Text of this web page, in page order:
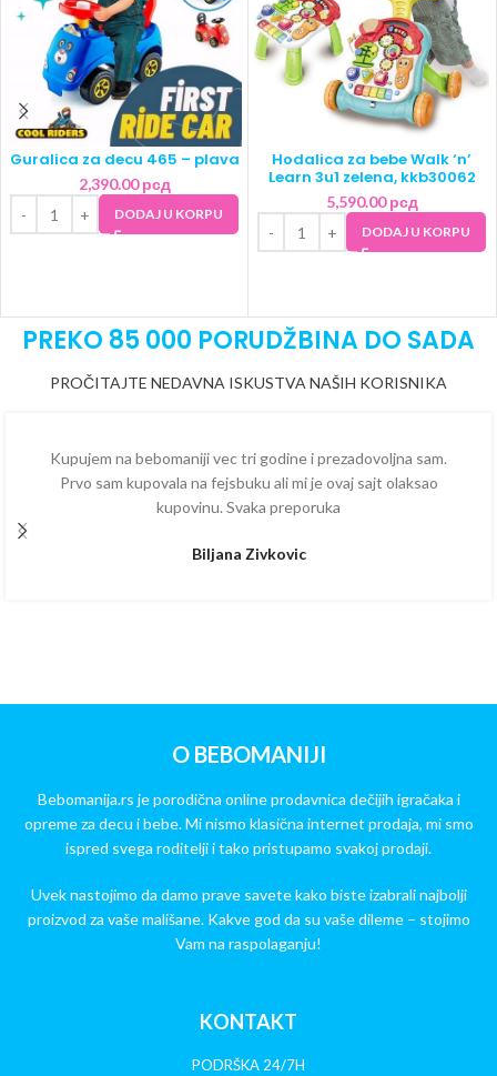
Guralica za decu 465 – plava
2,390.00рсд
DODAJ U KORPU
Hodalica za bebe Walk ‘n’
Learn 3u1 zelena, kkb30062
5,590.00рсд
DODAJ U KORPU
PREKO 85 000 PORUDŽBINA DO SADA
PROČITAJTE NEDAVNA ISKUSTVA NAŠIH KORISNIKA
Kupujem na bebomaniji vec tri godine i prezadovoljna sam.
Prvo sam kupovala na fejsbuku ali mi je ovaj sajt olaksao
kupovinu. Svaka preporuka
Biljana Zivkovic
O BEBOMANIJI
Bebomanija.rs je porodična online prodavnica dečijih igračaka i
opreme za decu i bebe. Mi nismo klasična internet prodaja, mi smo
ispred svega roditelji i tako pristupamo svakoj prodaji.
Uvek nastojimo da damo prave savete kako biste izabrali najbolji
proizvod za vaše mališane. Kakve god da su vaše dileme – stojimo
Vam na raspolaganju!
KONTAKT
PODRŠKA 24/7H